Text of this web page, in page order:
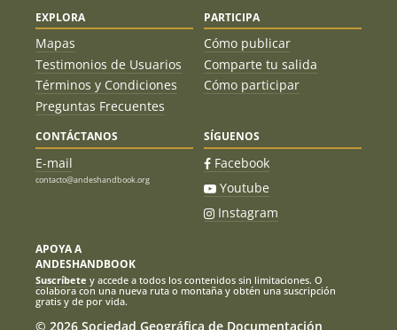
EXPLORA
Mapas
Testimonios de Usuarios
Términos y Condiciones
Preguntas Frecuentes
PARTICIPA
Cómo publicar
Comparte tu salida
Cómo participar
CONTÁCTANOS
E-mail
contacto@andeshandbook.org
SÍGUENOS
Facebook
Youtube
Instagram
APOYA A
ANDESHANDBOOK
Suscríbete y accede a todos los contenidos sin limitaciones. O
colabora con una nueva ruta o montaña y obtén una suscripción
gratis y de por vida.
© 2026 Sociedad Geográfica de Documentación